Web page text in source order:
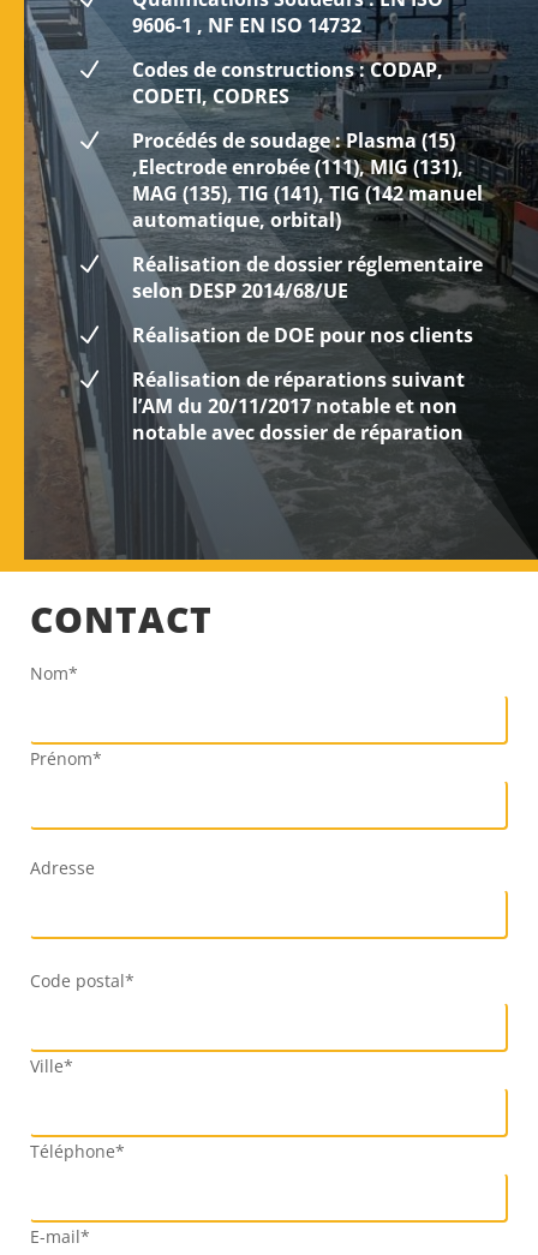
9606-1 , NF EN ISO 14732
N
Codes de constructions : CODAP,
CODETI, CODRES
N
Procédés de soudage : Plasma (15)
,Electrode enrobée (111), MIG (131),
MAG (135), TIG (141), TIG (142 manuel
automatique, orbital)
N
Réalisation de dossier réglementaire
selon DESP 2014/68/UE
N
Réalisation de DOE pour nos clients
N
Réalisation de réparations suivant
l’AM du 20/11/2017 notable et non
notable avec dossier de réparation
CONTACT
Nom*
Prénom*
Adresse
Code postal*
Ville*
Téléphone*
E-mail*